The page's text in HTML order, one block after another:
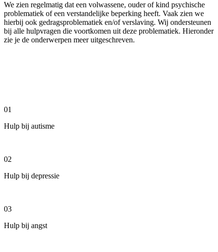
We zien regelmatig dat een volwassene, ouder of kind psychische
problematiek of een verstandelijke beperking heeft. Vaak zien we
hierbij ook gedragsproblematiek en/of verslaving. Wij ondersteunen
bij alle hulpvragen die voortkomen uit deze problematiek. Hieronder
zie je de onderwerpen meer uitgeschreven.
01
Hulp bij autisme
02
Hulp bij depressie
03
Hulp bij angst